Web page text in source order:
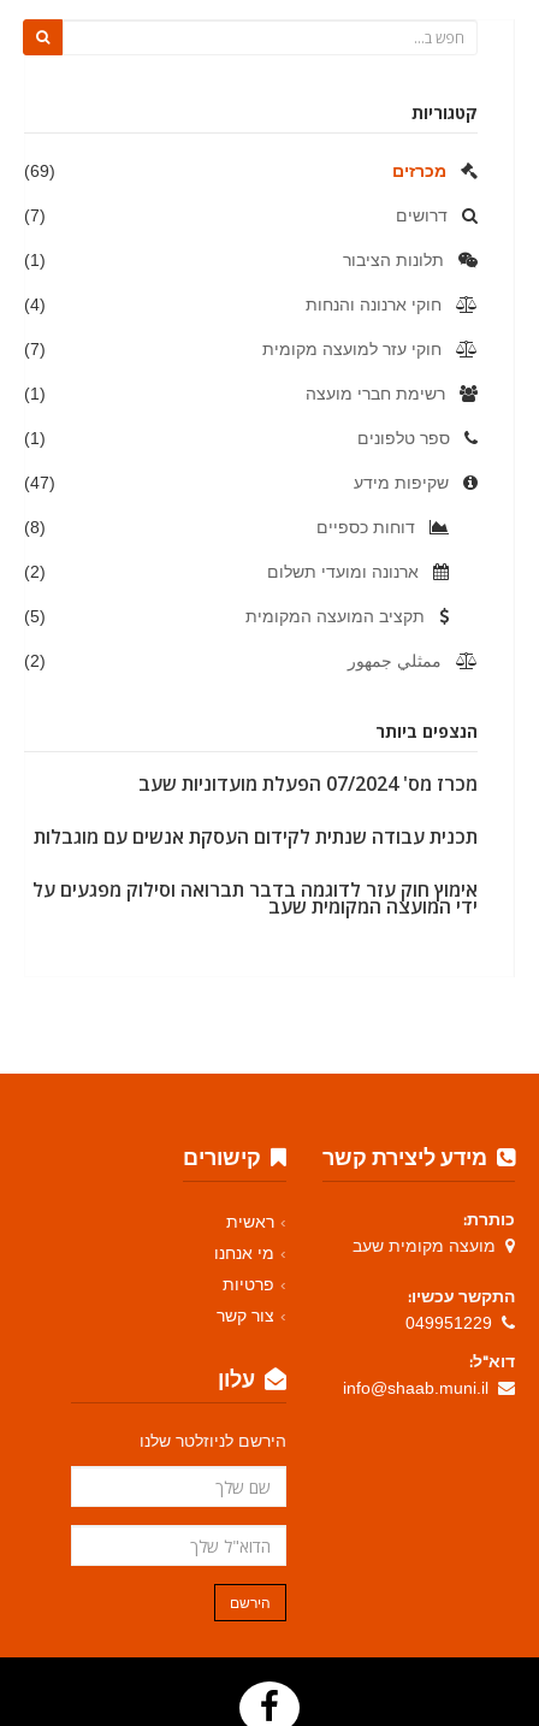
קטגוריות
מכרזים (69)
דרושים (7)
תלונות הציבור (1)
חוקי ארנונה והנחות (4)
חוקי עזר למועצה מקומית (7)
רשימת חברי מועצה (1)
ספר טלפונים (1)
שקיפות מידע (47)
דוחות כספיים (8)
ארנונה ומועדי תשלום (2)
תקציב המועצה המקומית (5)
ممثلي جمهور (2)
הנצפים ביותר
מכרז מס' 07/2024 הפעלת מועדוניות שעב
תכנית עבודה שנתית לקידום העסקת אנשים עם מוגבלות
אימוץ חוק עזר לדוגמה בדבר תברואה וסילוק מפגעים על
ידי המועצה המקומית שעב
מידע ליצירת קשר
כותרת:
מועצה מקומית שעב
התקשר עכשיו:
049951229
דוא"ל:
info@shaab.muni.il
קישורים
ראשית
מי אנחנו
פרטיות
צור קשר
עלון
הירשם לניוזלטר שלנו
הירשם